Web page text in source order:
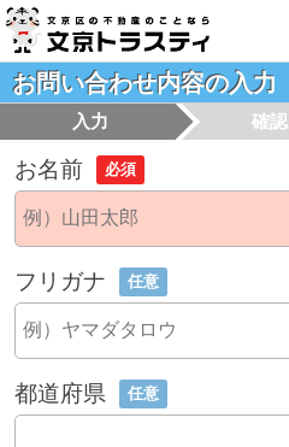
お問い合わせ内容の入力
入力 確認
お名前 必須
フリガナ 任意
都道府県 任意